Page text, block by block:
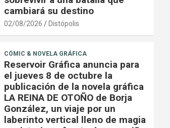
cambiará su destino
02/08/2026 Distópolis
CÓMIC & NOVELA GRÁFICA
Reservoir Gráfica anuncia para
el jueves 8 de octubre la
publicación de la novela gráfica
LA REINA DE OTOÑO de Borja
González, un viaje por un
laberinto vertical lleno de magia